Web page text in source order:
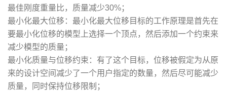
最佳刚度重量比，质量减少30%；
最小化最大位移：最小化最大位移目标的工作原理是首先在
要最小化位移的模型上选择一个顶点，然后添加一个约束来
减少模型的质量；
最小化质量与位移约束：有了这个目标，位移被假定为从原
来的设计空间减少了一个用户指定的数量，然后尽可能减少
质量，同时保持位移限制；